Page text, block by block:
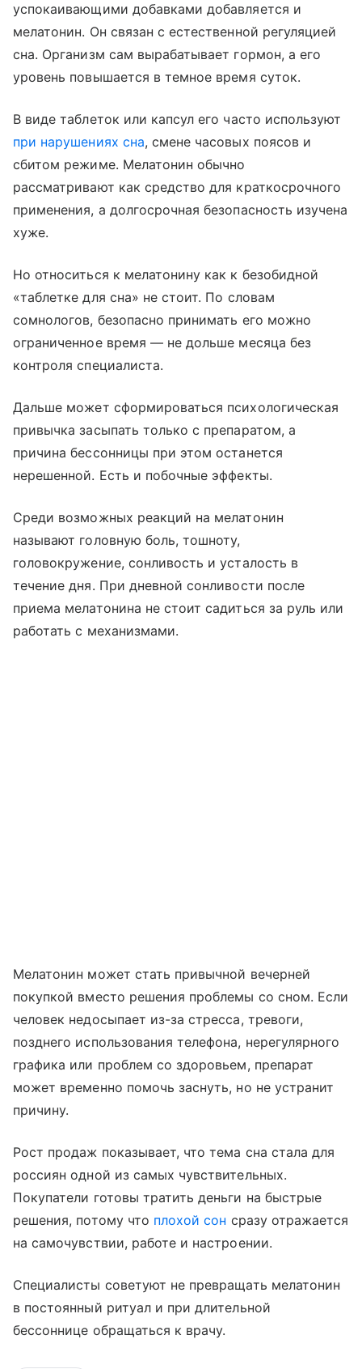
успокаивающими добавками добавляется и
мелатонин. Он связан с естественной регуляцией
сна. Организм сам вырабатывает гормон, а его
уровень повышается в темное время суток.
В виде таблеток или капсул его часто используют
при нарушениях сна, смене часовых поясов и
сбитом режиме. Мелатонин обычно
рассматривают как средство для краткосрочного
применения, а долгосрочная безопасность изучена
хуже.
Но относиться к мелатонину как к безобидной
«таблетке для сна» не стоит. По словам
сомнологов, безопасно принимать его можно
ограниченное время — не дольше месяца без
контроля специалиста.
Дальше может сформироваться психологическая
привычка засыпать только с препаратом, а
причина бессонницы при этом останется
нерешенной. Есть и побочные эффекты.
Среди возможных реакций на мелатонин
называют головную боль, тошноту,
головокружение, сонливость и усталость в
течение дня. При дневной сонливости после
приема мелатонина не стоит садиться за руль или
работать с механизмами.
Мелатонин может стать привычной вечерней
покупкой вместо решения проблемы со сном. Если
человек недосыпает из-за стресса, тревоги,
позднего использования телефона, нерегулярного
графика или проблем со здоровьем, препарат
может временно помочь заснуть, но не устранит
причину.
Рост продаж показывает, что тема сна стала для
россиян одной из самых чувствительных.
Покупатели готовы тратить деньги на быстрые
решения, потому что плохой сон сразу отражается
на самочувствии, работе и настроении.
Специалисты советуют не превращать мелатонин
в постоянный ритуал и при длительной
бессоннице обращаться к врачу.